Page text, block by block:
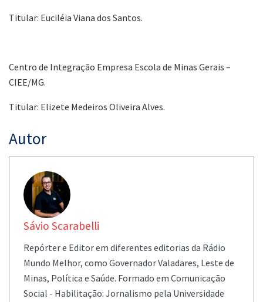
Titular: Euciléia Viana dos Santos.
Centro de Integração Empresa Escola de Minas Gerais –
CIEE/MG.
Titular: Elizete Medeiros Oliveira Alves.
Autor
Sávio Scarabelli
Repórter e Editor em diferentes editorias da Rádio
Mundo Melhor, como Governador Valadares, Leste de
Minas, Política e Saúde. Formado em Comunicação
Social - Habilitação: Jornalismo pela Universidade